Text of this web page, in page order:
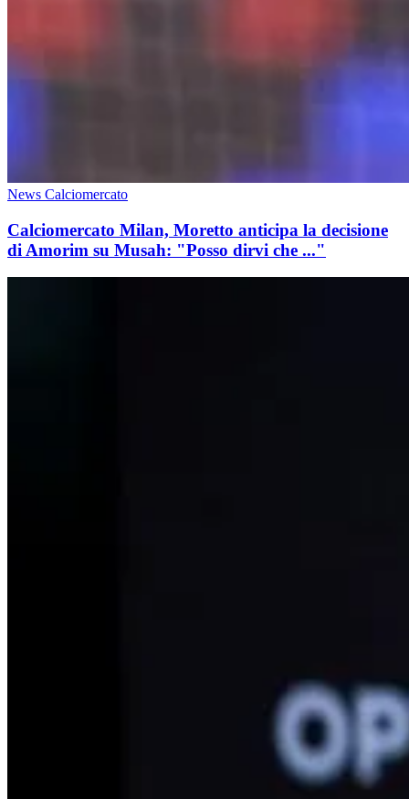
News Calciomercato
Calciomercato Milan, Moretto anticipa la decisione
di Amorim su Musah: "Posso dirvi che ..."